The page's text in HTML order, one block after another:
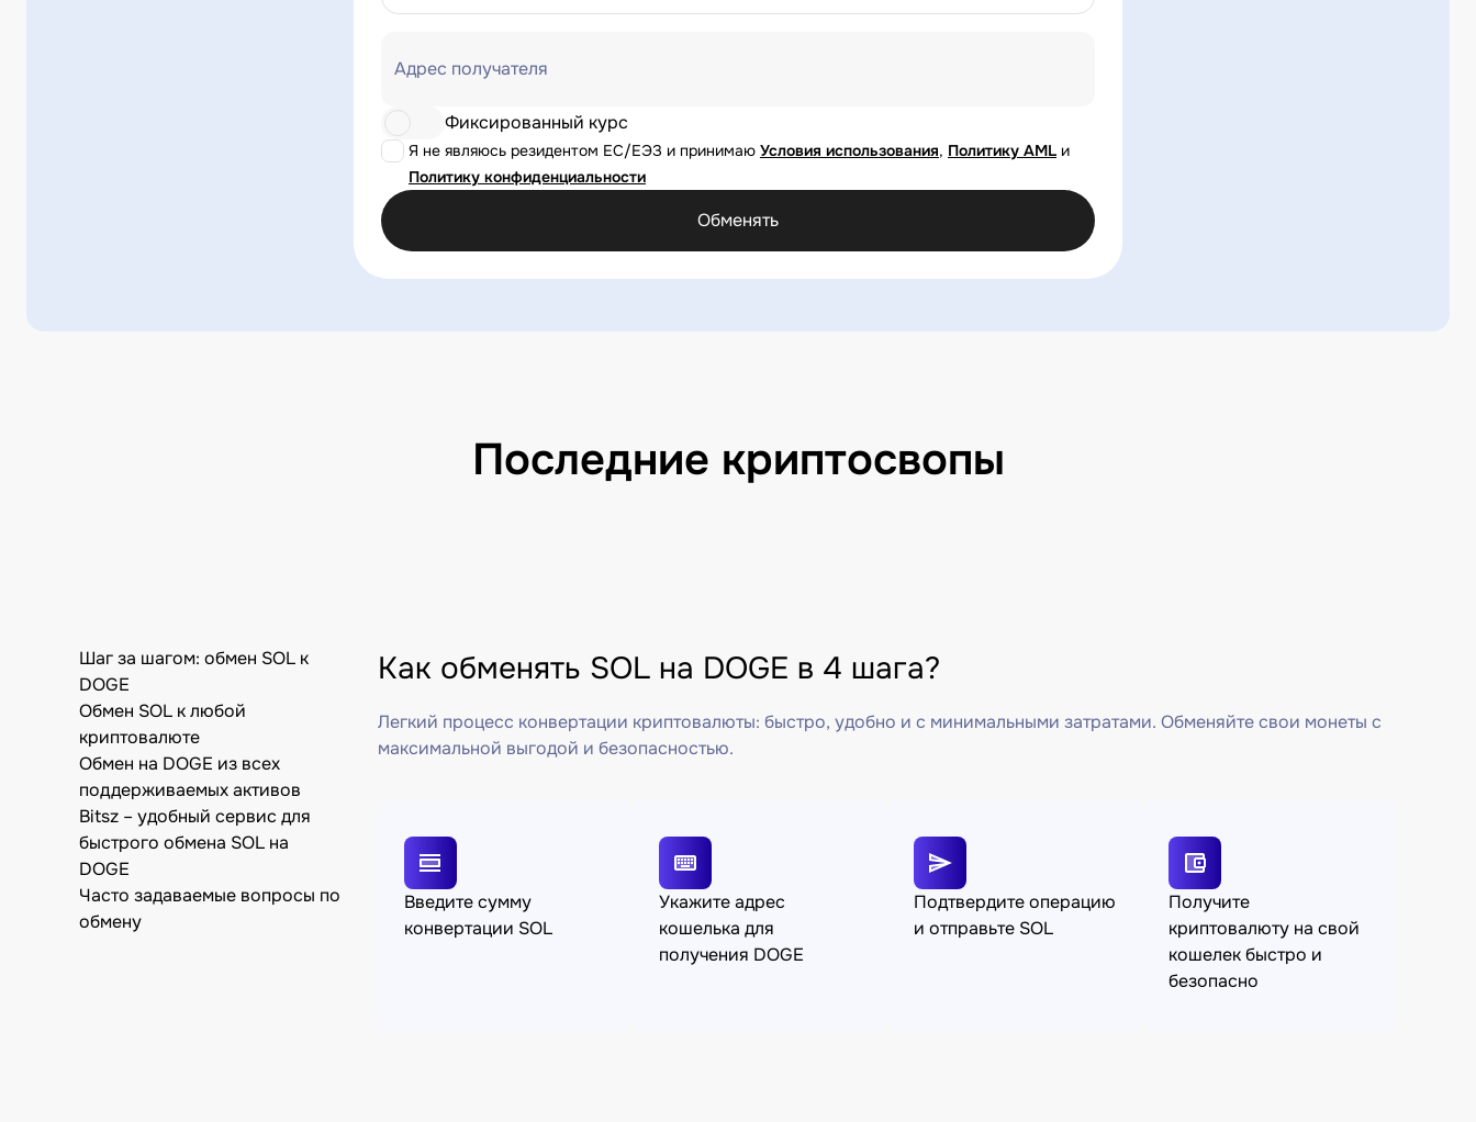
Адрес получателя
Я не являюсь резидентом ЕС/ЕЭЗ и принимаю Условия использования, Политику AML и
Политику конфиденциальности
Фиксированный курс
Обменять
Последние криптосвопы
Шаг за шагом: обмен SOL к
DOGE
Обмен SOL к любой
криптовалюте
Обмен на DOGE из всех
поддерживаемых активов
Bitsz – удобный сервис для
быстрого обмена SOL на
DOGE
Часто задаваемые вопросы по
обмену
Как обменять SOL на DOGE в 4 шага?
Легкий процесс конвертации криптовалюты: быстро, удобно и с минимальными затратами. Обменяйте свои монеты с
максимальной выгодой и безопасностью.
Введите сумму
конвертации SOL
Укажите адрес
кошелька для
получения DOGE
Подтвердите операцию
и отправьте SOL
Получите
криптовалюту на свой
кошелек быстро и
безопасно